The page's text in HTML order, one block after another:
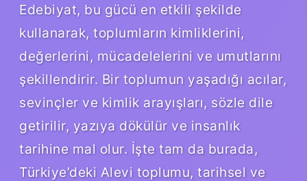
Edebiyat, bu gücü en etkili şekilde
kullanarak, toplumların kimliklerini,
değerlerini, mücadelelerini ve umutlarını
şekillendirir. Bir toplumun yaşadığı acılar,
sevinçler ve kimlik arayışları, sözle dile
getirilir, yazıya dökülür ve insanlık
tarihine mal olur. İşte tam da burada,
Türkiye’deki Alevi toplumu, tarihsel ve